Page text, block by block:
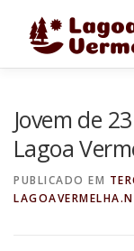
Jovem de
Lagoa
PUBLICADO EM